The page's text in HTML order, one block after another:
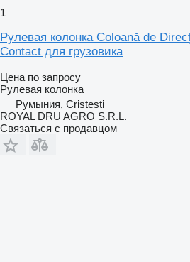
1
Рулевая колонка Coloană de
Contact для грузовика
Цена по запросу
Рулевая колонка
Румыния, Cristesti
ROYAL DRU AGRO S.R.L.
Связаться с продавцом